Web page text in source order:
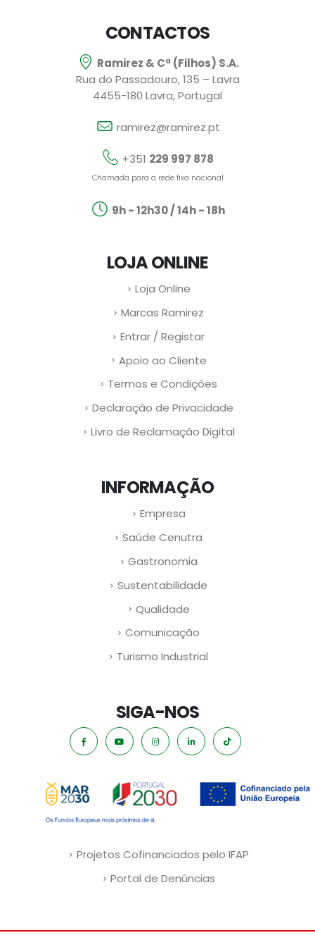
CONTACTOS
Ramirez & Cª (Filhos) S.A.
Rua do Passadouro, 135 – Lavra
4455-180 Lavra, Portugal
ramirez@ramirez.pt
+351 229 997 878
Chamada para a rede fixa nacional
9h - 12h30 / 14h - 18h
LOJA ONLINE
Loja Online
Marcas Ramirez
Entrar / Registar
Apoio ao Cliente
Termos e Condições
Declaração de Privacidade
Livro de Reclamação Digital
INFORMAÇÃO
Empresa
Saúde Cenutra
Gastronomia
Sustentabilidade
Qualidade
Comunicação
Turismo Industrial
SIGA-NOS
Projetos Cofinanciados pelo IFAP
Portal de Denúncias